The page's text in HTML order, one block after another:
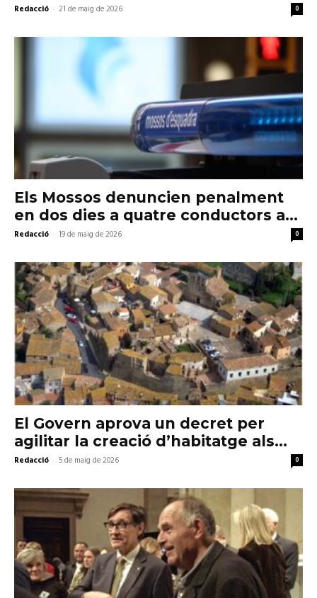
Redacció - 21 de maig de 2026 0
Els Mossos denuncien penalment
en dos dies a quatre conductors a...
Redacció - 19 de maig de 2026 0
El Govern aprova un decret per
agilitar la creació d’habitatge als...
Redacció - 5 de maig de 2026 0